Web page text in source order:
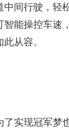
间行驶，轻
能操控车速
从容。
实现冠军梦